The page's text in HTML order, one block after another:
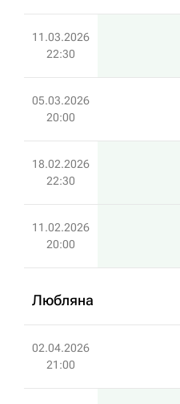
11.03.2026
22:30
05.03.2026
20:00
18.02.2026
22:30
11.02.2026
20:00
Любляна
02.04.2026
21:00